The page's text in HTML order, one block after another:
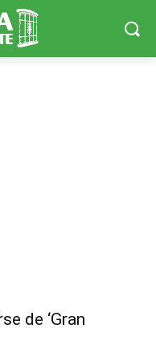
de ‘Gran